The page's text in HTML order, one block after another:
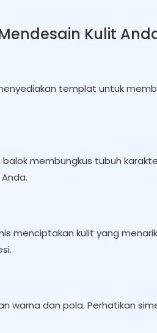
Kulit
templat untuk
membungkus tubuh
menciptakan kulit yang
warna dan pola. Perhatikan